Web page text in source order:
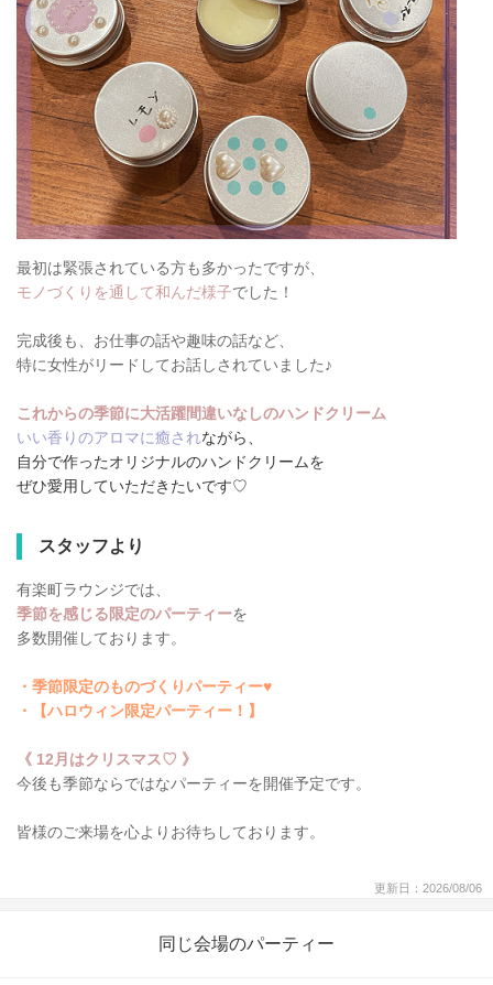
最初は緊張されている方も多かったですが、
モノづくりを通して和んだ様子でした！
完成後も、お仕事の話や趣味の話など、
特に女性がリードしてお話しされていました♪
これからの季節に大活躍間違いなしのハンドクリーム
いい香りのアロマに癒されながら、
自分で作ったオリジナルのハンドクリームを
ぜひ愛用していただきたいです♡
スタッフより
有楽町ラウンジでは、
季節を感じる限定のパーティーを
多数開催しております。
・ 季節限定のものづくりパーティー♥
・
【ハロウィン限定パーティー！】
《 12月はクリスマス♡ 》
今後も季節ならではなパーティーを開催予定です。
皆様のご来場を心よりお待ちしております。
更新日：2026/08/06
同じ会場のパーティー